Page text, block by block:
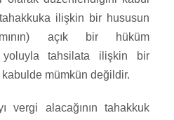
ilişkin bir hususun
açık bir hüküm
yoluyla tahsilata ilişkin bir
mümkün değildir.
vergi alacağının tahakkuk